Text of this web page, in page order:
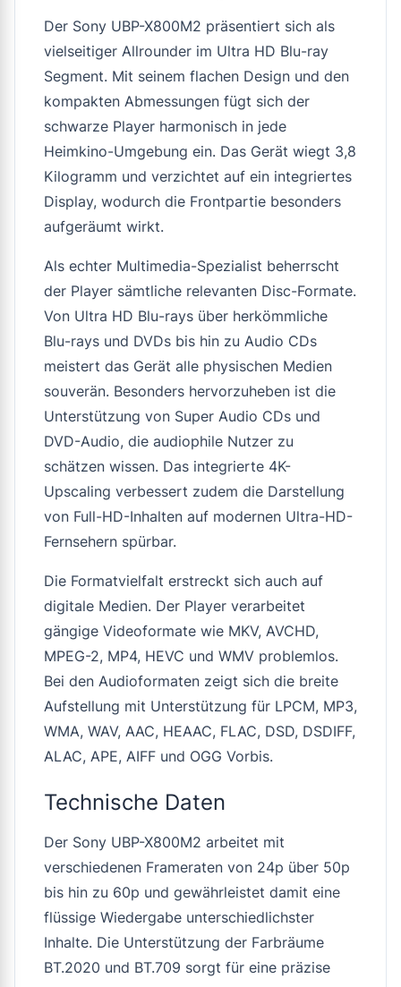
Der Sony UBP-X800M2 präsentiert sich als
vielseitiger Allrounder im Ultra HD Blu-ray
Segment. Mit seinem flachen Design und den
kompakten Abmessungen fügt sich der
schwarze Player harmonisch in jede
Heimkino-Umgebung ein. Das Gerät wiegt 3,8
Kilogramm und verzichtet auf ein integriertes
Display, wodurch die Frontpartie besonders
aufgeräumt wirkt.
Als echter Multimedia-Spezialist beherrscht
der Player sämtliche relevanten Disc-Formate.
Von Ultra HD Blu-rays über herkömmliche
Blu-rays und DVDs bis hin zu Audio CDs
meistert das Gerät alle physischen Medien
souverän. Besonders hervorzuheben ist die
Unterstützung von Super Audio CDs und
DVD-Audio, die audiophile Nutzer zu
schätzen wissen. Das integrierte 4K-
Upscaling verbessert zudem die Darstellung
von Full-HD-Inhalten auf modernen Ultra-HD-
Fernsehern spürbar.
Die Formatvielfalt erstreckt sich auch auf
digitale Medien. Der Player verarbeitet
gängige Videoformate wie MKV, AVCHD,
MPEG-2, MP4, HEVC und WMV problemlos.
Bei den Audioformaten zeigt sich die breite
Aufstellung mit Unterstützung für LPCM, MP3,
WMA, WAV, AAC, HEAAC, FLAC, DSD, DSDIFF,
ALAC, APE, AIFF und OGG Vorbis.
Technische Daten
Der Sony UBP-X800M2 arbeitet mit
verschiedenen Frameraten von 24p über 50p
bis hin zu 60p und gewährleistet damit eine
flüssige Wiedergabe unterschiedlichster
Inhalte. Die Unterstützung der Farbräume
BT.2020 und BT.709 sorgt für eine präzise